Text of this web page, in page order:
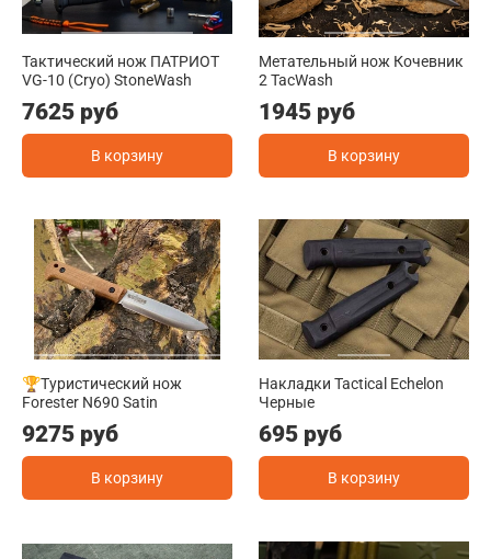
Тактический нож ПАТРИОТ
VG-10 (Cryo) StoneWash
7625 руб
В корзину
Метательный нож Кочевник
2 TacWash
1945 руб
В корзину
🏆Туристический нож
Forester N690 Satin
9275 руб
В корзину
Накладки Tactical Echelon
Черные
695 руб
В корзину